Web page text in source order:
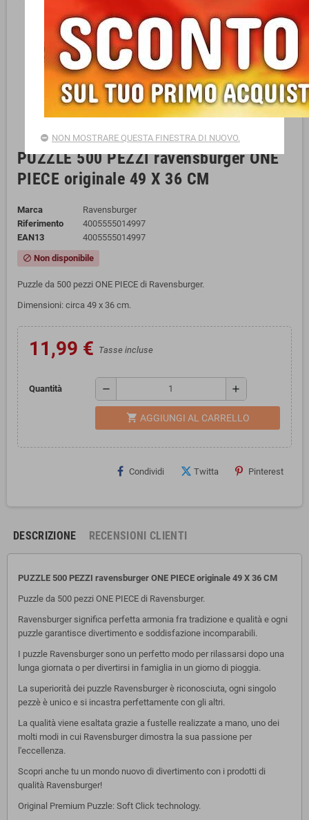
PUZZLE 500 PEZZI ravensburger ONE
PIECE originale 49 X 36 CM
Marca
Ravensburger
Riferimento
4005555014997
EAN13
4005555014997
block Non disponibile
Puzzle da 500 pezzi ONE PIECE di Ravensburger.
Dimensioni: circa 49 x 36 cm.
11,99 € Tasse incluse
Quantità remove add
shopping_cart AGGIUNGI AL CARRELLO
Condividi Twitta Pinterest
DESCRIZIONE RECENSIONI CLIENTI
PUZZLE 500 PEZZI ravensburger ONE PIECE originale 49 X 36 CM
Puzzle da 500 pezzi ONE PIECE di Ravensburger.
Ravensburger significa perfetta armonia fra tradizione e qualità e ogni
puzzle garantisce divertimento e soddisfazione incomparabili.
I puzzle Ravensburger sono un perfetto modo per rilassarsi dopo una
lunga giornata o per divertirsi in famiglia in un giorno di pioggia.
La superiorità dei puzzle Ravensburger è riconosciuta, ogni singolo
pezzè è unico e si incastra perfettamente con gli altri.
La qualità viene esaltata grazie a fustelle realizzate a mano, uno dei
molti modi in cui Ravensburger dimostra la sua passione per
l'eccellenza.
Scopri anche tu un mondo nuovo di divertimento con i prodotti di
qualità Ravensburger!
Original Premium Puzzle: Soft Click technology.
NON MOSTRARE QUESTA FINESTRA DI NUOVO.